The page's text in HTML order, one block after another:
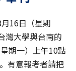
16日（星期
灣大學與台南的
期一）上午10點
有意報考者請把